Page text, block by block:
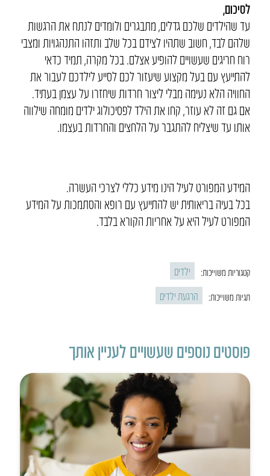
לסיכום,
עד שהילדים שלכם גדלים, מתבגרים ולומדים לנתח את הרגשות
שלהם לבד, חשוב שתהיו לצידם בכל שלב ותזהו התנהגויות ומצבי
רוח חריגים שעשויים להופיע אצלם. בכל מקרה, תמיד כדאי
להתייעץ עם בעל מקצוע שיעזור לכם לסייע לילדכם לעבור את
החוויה הלא נעימה מבלי ליצור חרדות שיחזרו על עצמן בעתיד.
אם גם זה לא עוזר, קחו את הילד לפסיכולוג ילדים מומחה שילווה
אותו עד שיצליח להתגבר על הלחצים והחרדות בעצמו.
המידע המפורט לעיל הינו מידע כללי לצרכי העשרה.
בכל בעיה בריאותית יש להתייעץ עם רופא והסתמכות על המידע
המפורט לעיל היא על אחריות הקורא בלבד.
קטגוריות משוייכות: ילדים
תגיות משוייכות: הרגעת ילדים
פוסטים נוספים שעשויים לעניין אותך